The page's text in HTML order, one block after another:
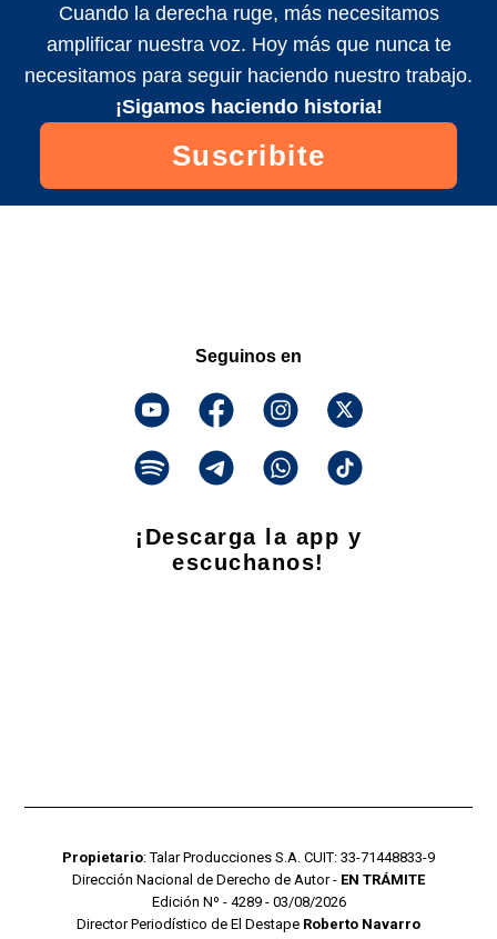
Cuando la derecha ruge, más necesitamos
amplificar nuestra voz. Hoy más que nunca te
necesitamos para seguir haciendo nuestro trabajo.
¡Sigamos haciendo historia!
Suscribite
Seguinos en
¡Descarga la app y
escuchanos!
Propietario: Talar Producciones S.A. CUIT: 33-71448833-9
Dirección Nacional de Derecho de Autor - EN TRÁMITE
Edición Nº - 4289 - 03/08/2026
Director Periodístico de El Destape Roberto Navarro